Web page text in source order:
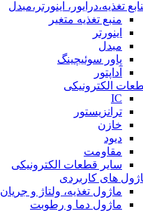
تغذیه،درایور، اینورتر،مبدل
منبع تغذیه متغیر
اینورتر
مبدل
پاور سوئیچینگ
آداپتور
الکترونیکی
IC
ترانزیستور
خازن
دیود
مقاومت
سایر قطعات الکترونیکی
های کاربردی
ماژول تغذیه، ولتاژ و جریان
ماژول دما و رطوبت